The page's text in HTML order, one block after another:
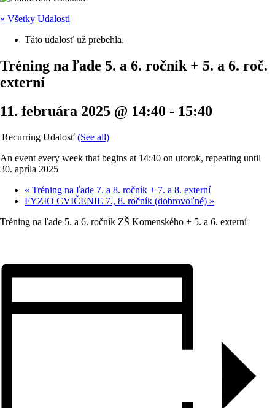
« Všetky Udalosti
Táto udalosť už prebehla.
Tréning na ľade 5. a 6. ročník + 5. a 6. roč.
externí
11. februára 2025 @ 14:40 - 15:40
|Recurring Udalosť (See all)
An event every week that begins at 14:40 on utorok, repeating until
30. apríla 2025
« Tréning na ľade 7. a 8. ročník + 7. a 8. externí
FYZIO CVIČENIE 7., 8. ročník (dobrovoľné) »
Tréning na ľade 5. a 6. ročník ZŠ Komenského + 5. a 6. externí